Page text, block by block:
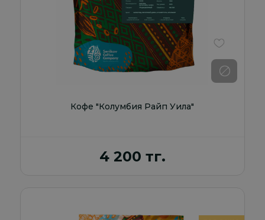
Кофе "Колумбия Райп Уила"
4 200 тг.
В